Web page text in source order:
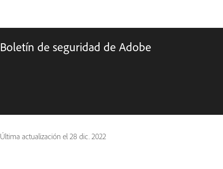
Boletín de seguridad de Adobe
Última actualización el 28 dic. 2022